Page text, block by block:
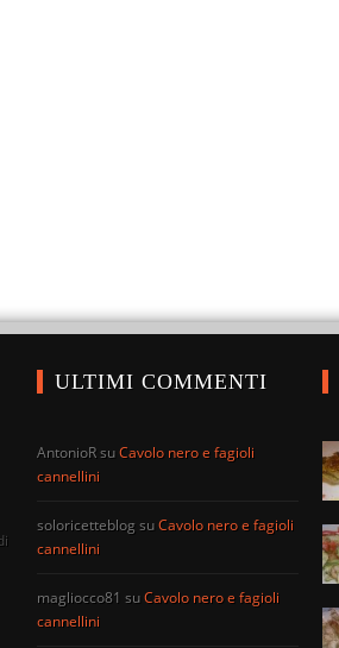
ULTIMI COMMENTI
AntonioRsuCavolo nero e fagioli
cannellini
soloricetteblogsuCavolo nero e fagioli
cannellini
magliocco81 suCavolo nero e fagioli
cannellini